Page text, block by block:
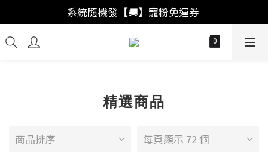
「註冊新會員」買福袋結帳直接"首購爆擊🥊"
系統隨機發【🚚】寵粉免運券
「會員回購」系統自動加成🚀出獎率
精選商品
商品排序 每頁顯示 72 個